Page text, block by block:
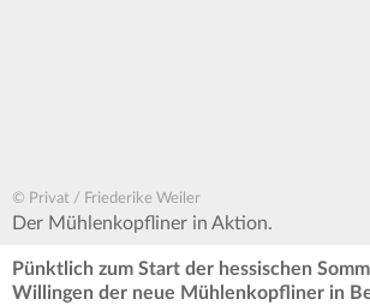
© Privat / Friederike Weiler
Der Mühlenkopfliner in Aktion.
Pünktlich zum Start der hessischen
Willingen der neue Mühlenkopfliner in